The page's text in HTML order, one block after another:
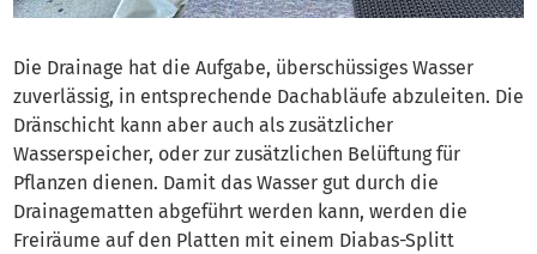
Die Drainage hat die Aufgabe, überschüssiges Wasser
zuverlässig, in entsprechende Dachabläufe abzuleiten. Die
Dränschicht kann aber auch als zusätzlicher
Wasserspeicher, oder zur zusätzlichen Belüftung für
Pflanzen dienen. Damit das Wasser gut durch die
Drainagematten abgeführt werden kann, werden die
Freiräume auf den Platten mit einem Diabas-Splitt